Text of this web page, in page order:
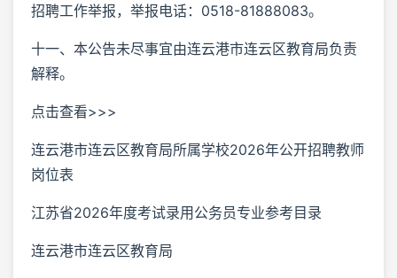
招聘工作举报，举报电话：0518-81888083。
十一、本公告未尽事宜由连云港市连云区教育局负责
解释。
点击查看>>>
连云港市连云区教育局所属学校2026年公开招聘教师
岗位表
江苏省2026年度考试录用公务员专业参考目录
连云港市连云区教育局